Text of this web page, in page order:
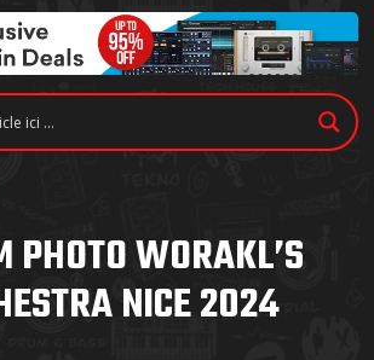
PHOTO WORAKL’S
NICE 2024